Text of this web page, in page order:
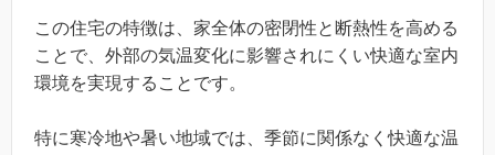
この住宅の特徴は、家全体の密閉性と断熱性を高める
ことで、外部の気温変化に影響されにくい快適な室内
環境を実現することです。
特に寒冷地や暑い地域では、季節に関係なく快適な温